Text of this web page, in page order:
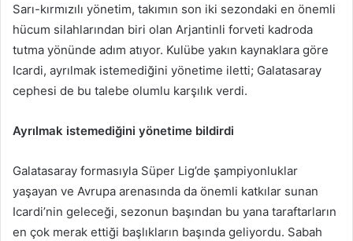
Sarı-kırmızılı yönetim, takımın son iki sezondaki en önemli
hücum silahlarından biri olan Arjantinli forveti kadroda
tutma yönünde adım atıyor. Kulübe yakın kaynaklara göre
Icardi, ayrılmak istemediğini yönetime iletti; Galatasaray
cephesi de bu talebe olumlu karşılık verdi.
Ayrılmak istemediğini yönetime bildirdi
Galatasaray formasıyla Süper Lig’de şampiyonluklar
yaşayan ve Avrupa arenasında da önemli katkılar sunan
Icardi’nin geleceği, sezonun başından bu yana taraftarların
en çok merak ettiği başlıkların başında geliyordu. Sabah